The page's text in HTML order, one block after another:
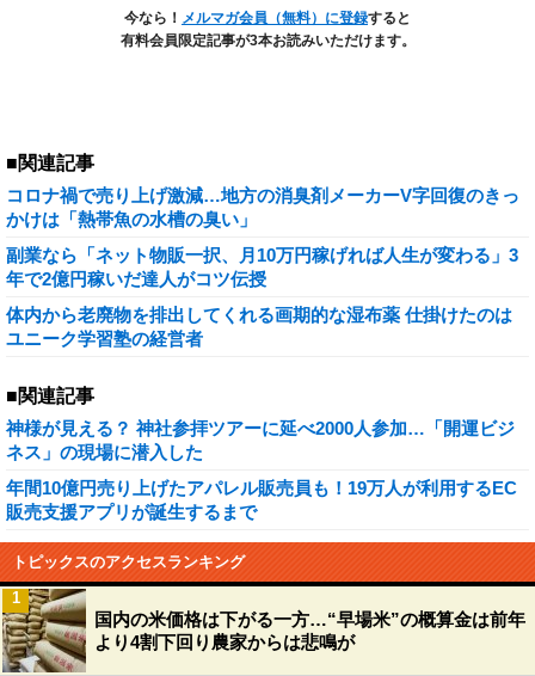
今なら！ メルマガ会員（無料）に登録すると
有料会員限定記事が3本お読みいただけます。
■関連記事
コロナ禍で売り上げ激減…地方の消臭剤メーカーV字回復のきっ
かけは「熱帯魚の水槽の臭い」
副業なら「ネット物販一択、月10万円稼げれば人生が変わる」3
年で2億円稼いだ達人がコツ伝授
体内から老廃物を排出してくれる画期的な湿布薬 仕掛けたのは
ユニーク学習塾の経営者
■関連記事
神様が見える？ 神社参拝ツアーに延べ2000人参加…「開運ビジ
ネス」の現場に潜入した
年間10億円売り上げたアパレル販売員も！19万人が利用するEC
販売支援アプリが誕生するまで
トピックスのアクセスランキング
国内の米価格は下がる一方…“早場米”の概算金は前年
より4割下回り農家からは悲鳴が
1